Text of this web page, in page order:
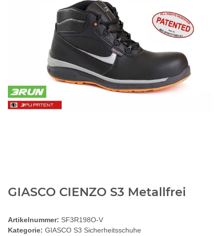
GIASCO CIENZO S3 Metallfrei
Artikelnummer: SF3R198O-V
Kategorie: GIASCO S3 Sicherheitsschuhe